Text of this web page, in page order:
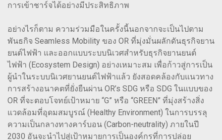
การเข้าชาร์จได้อย่างมีประสิทธิภาพ
อย่างไรก็ตาม ความร่วมมือในครั้งนี้นอกจากจะเป็นไปตาม
พันธกิจ Seamless Mobility ของ OR ที่มุ่งมั่นผลักดันธุรกิจยาน
ยนต์ไฟฟ้า และออกแบบระบบนิเวศสำหรับธุรกิจยานยนต์
ไฟฟ้า (Ecosystem Design) อย่างเหมาะสม เพื่อก้าวสู่การเป็น
ผู้นำในระบบนิเวศยานยนต์ไฟฟ้าแล้ว ยังสอดคล้องกับแนวทาง
การสร้างอนาคตที่ยั่งยืนผ่าน OR’s SDG หรือ SDG ในแบบของ
OR ที่จะตอบโจทย์เป้าหมาย “G” หรือ “GREEN” ที่มุ่งสร้างสิ่ง
แวดล้อมที่อุดมสมบูรณ์ (Healthy Environment) ในการบรรลุ
ความเป็นกลางทางคาร์บอน (Carbon-neutrality) ภายในปี
2030 อันจะนำไปสู่เป้าหมายการเป็นองค์กรที่การปล่อย